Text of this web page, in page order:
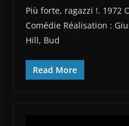
Più forte, ragazzi !. 1972
Comédie Réalisation :
Hill, Bud
Read More